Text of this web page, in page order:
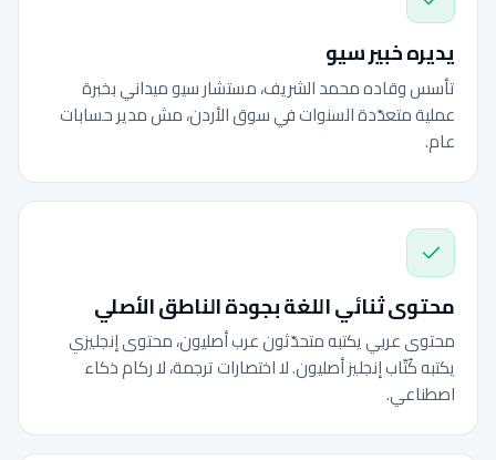
يديره خبير سيو
تأسس وقاده محمد الشريف، مستشار سيو ميداني بخبرة
عملية متعدّدة السنوات في سوق الأردن، مش مدير حسابات
عام.
محتوى ثنائي اللغة بجودة الناطق الأصلي
محتوى عربي يكتبه متحدّثون عرب أصليون، محتوى إنجليزي
يكتبه كُتّاب إنجليز أصليون. لا اختصارات ترجمة، لا ركام ذكاء
اصطناعي.